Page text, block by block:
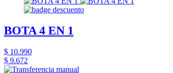
BOTA 4 EN 1
$ 10.990
$ 9.672